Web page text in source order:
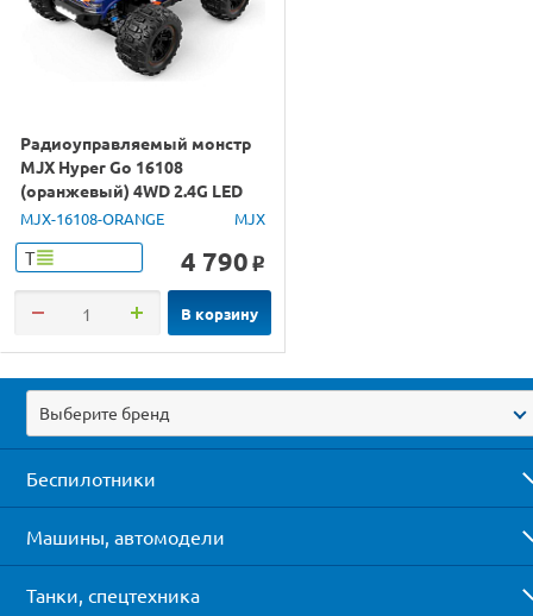
Радиоуправляемый монстр
MJX Hyper Go 16108
(оранжевый) 4WD 2.4G LED
1/16 RTR
MJX-16108-ORANGE MJX
Т 4 790 o
В корзину
Выберите бренд
Беспилотники
Машины, автомодели
Танки, спецтехника